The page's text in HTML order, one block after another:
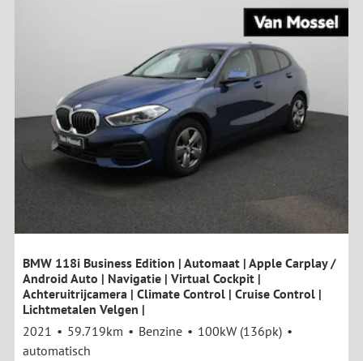
BMW 118i Business Edition | Automaat | Apple Carplay /
Android Auto | Navigatie | Virtual Cockpit |
Achteruitrijcamera | Climate Control | Cruise Control |
Lichtmetalen Velgen |
2021
59.719km Benzine
100kW (136pk)
automatisch